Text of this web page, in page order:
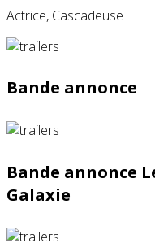
Actrice, Cascadeuse
Bande annonce
Bande annonce
Galaxie